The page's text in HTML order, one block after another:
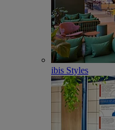
ibis Styles